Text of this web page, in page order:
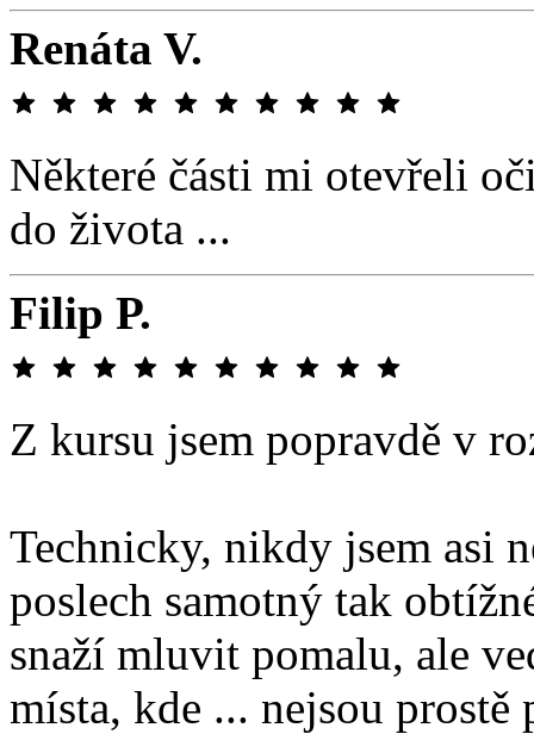
Renáta V.
Některé části mi otevřeli
do života ...
Filip P.
Z kursu jsem popravdě v
Technicky, nikdy jsem asi
poslech samotný tak
snaží mluvit pomalu, ale
místa, kde ... nejsou